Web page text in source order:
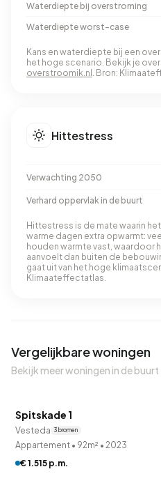
Waterdiepte bij overstroming
Waterdiepte worst-case
Kans en waterdiepte bij een
het hoge scenario. Bekijk je
overstroomik.nl . Bron:
Hittestress
Verwachting 2050
Verhard oppervlak in de buurt
Hittestress is de mate waarin
warme dagen extra opwarmt:
houden warmte vast, waardoor
aanvoelt dan buiten de
gaat uit van het hoge
Klimaateffectatlas.
Vergelijkbare woningen
Bekijk meer woningen in de buurt
Verkocht onder voorbehoud
QUICKLANE™
Spitskade 1
Vesteda 3 bronnen
Appartement • 92m² • 2023
€ 1.515 p.m.QUICKLANE™